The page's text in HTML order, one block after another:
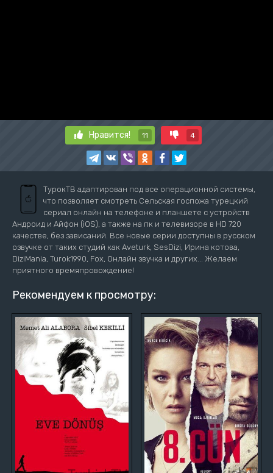
Нравится! 11 4
ТурокТВ адаптирован под все операционной системы,
что позволяет смотреть Сельская госпожа турецкий
сериал онлайн на телефоне и планшете с устройств
Андроид и Айфон (iOS), а также на пк и телевизоре в HD 720
качестве, без зависаний. Все новые серии доступны в русском
озвучке от таких студий как Aveturk, SesDizi, Ирина котова,
DiziMania, Turok1990, Fox, Онлайн звучка и других... Желаем
приятного времяпровождение!
Рекомендуем к просмотру: